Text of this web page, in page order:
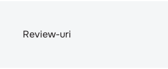
Review-uri